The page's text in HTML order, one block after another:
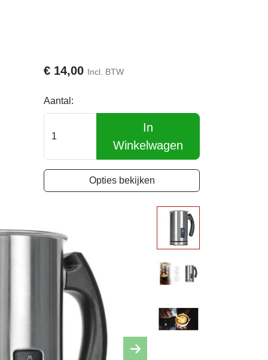
€ 14,00 Incl. BTW
Aantal:
In
Winkelwagen
Opties bekijken
Next